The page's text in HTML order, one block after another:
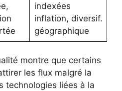
indexées
inflation, diversif.
géographique
montre que certains
les flux malgré la
technologies liées à la